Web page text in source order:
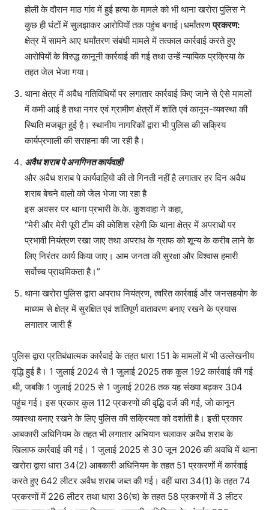
होली के दौरान माठ गांव में हुई हत्या के मामले को भी थाना खरोरा पुलिस ने
कुछ ही घंटों में सुलझाकर आरोपियों तक पहुंच बनाई।धर्मांतरणप्रकरण:
क्षेत्र में सामने आए धर्मांतरण संबंधी मामले में तत्काल कार्रवाई करते हुए
आरोपियों के विरुद्ध कानूनी कार्रवाई की गई तथा उन्हें न्यायिक प्रक्रिया के
तहत जेल भेजा गया।
थाना क्षेत्र में अवैध गतिविधियों पर लगातार कार्रवाई किए जाने से ऐसे मामलों
में कमी आई है तथा नगर एवं ग्रामीण क्षेत्रों में शांति एवं कानून-व्यवस्था की
स्थिति मजबूत हुई है। स्थानीय नागरिकों द्वारा भी पुलिस की सक्रिय
कार्यप्रणाली की सराहना की जा रही है।
अवैध शराब पे अनगिनत कार्यवाही
और अवैध शराब पे कार्यवाहियो की तो गिनती नहीं है लगातार हर दिन अवैध
शराब बेचने वालो को जेल भेजा जा रहा है
इस अवसर पर थाना प्रभारी के.के. कुशवाहा ने कहा,
“मेरी और मेरी पूरी टीम की कोशिश रहेगी कि थाना क्षेत्र में अपराधों पर
प्रभावी नियंत्रण रखा जाए तथा अपराध के ग्राफ को शून्य के करीब लाने के
लिए निरंतर कार्य किया जाए। आम जनता की सुरक्षा और विश्वास हमारी
सर्वोच्च प्राथमिकता है।”
थाना खरोरा पुलिस द्वारा अपराध नियंत्रण, त्वरित कार्रवाई और जनसहयोग के
माध्यम से क्षेत्र में सुरक्षित एवं शांतिपूर्ण वातावरण बनाए रखने के प्रयास
लगातार जारी हैं
पुलिस द्वारा प्रतिबंधात्मक कार्रवाई के तहत धारा 151 के मामलों में भी उल्लेखनीय
वृद्धि हुई है। 1 जुलाई 2024 से 1 जुलाई 2025 तक कुल 192 कार्रवाई की गई
थी, जबकि 1 जुलाई 2025 से 1 जुलाई 2026 तक यह संख्या बढ़कर 304
पहुंच गई। इस प्रकार कुल 112 प्रकरणों की वृद्धि दर्ज की गई, जो कानून
व्यवस्था बनाए रखने के लिए पुलिस की सक्रियता को दर्शाती है। इसी प्रकार
आबकारी अधिनियम के तहत भी लगातार अभियान चलाकर अवैध शराब के
खिलाफ कार्रवाई की गई। 1 जुलाई 2025 से 30 जून 2026 की अवधि में थाना
खरोरा द्वारा धारा 34(2) आबकारी अधिनियम के तहत 51 प्रकरणों में कार्रवाई
करते हुए 642 लीटर अवैध शराब जब्त की गई। वहीं धारा 34(1) के तहत 74
प्रकरणों में 226 लीटर तथा धारा 36(च) के तहत 58 प्रकरणों में 3 लीटर